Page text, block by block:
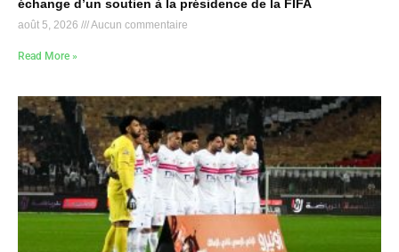
échange d’un soutien à la présidence de la FIFA
août 5, 2026 Aucun commentaire
Read More »